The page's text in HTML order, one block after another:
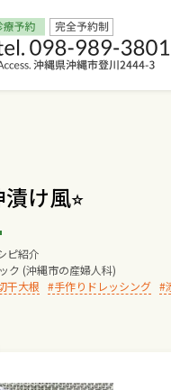
け風⭐︎
ピ紹介
ク (沖縄市の産婦人科)
干大根 手作りドレッシング
さつ
営理念